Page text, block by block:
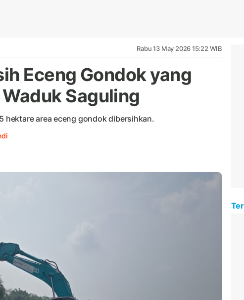
Rabu 13 May 2026 15:22 WIB
Eceng Gondok yang
Saguling
hektare area eceng gondok dibersihkan.